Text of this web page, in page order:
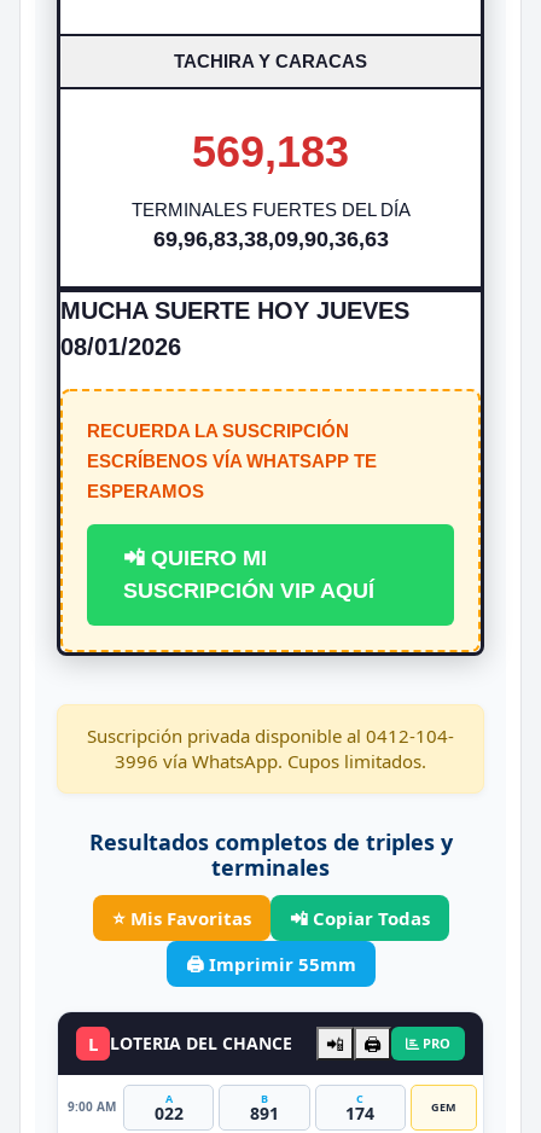
TACHIRA Y CARACAS
569,183
TERMINALES FUERTES DEL DÍA
69,96,83,38,09,90,36,63
MUCHA SUERTE HOY JUEVES
08/01/2026
RECUERDA LA SUSCRIPCIÓN
ESCRÍBENOS VÍA WHATSAPP TE
ESPERAMOS
📲 QUIERO MI
SUSCRIPCIÓN VIP AQUÍ
Suscripción privada disponible al 0412-104-
3996 vía WhatsApp. Cupos limitados.
Resultados completos de triples y
terminales
⭐ Mis Favoritas
📲 Copiar Todas
🖨️ Imprimir 55mm
L LOTERIA DEL CHANCE 📲 🖨️ PRO
9:00 AM A
022
B
891
C
174 GEM